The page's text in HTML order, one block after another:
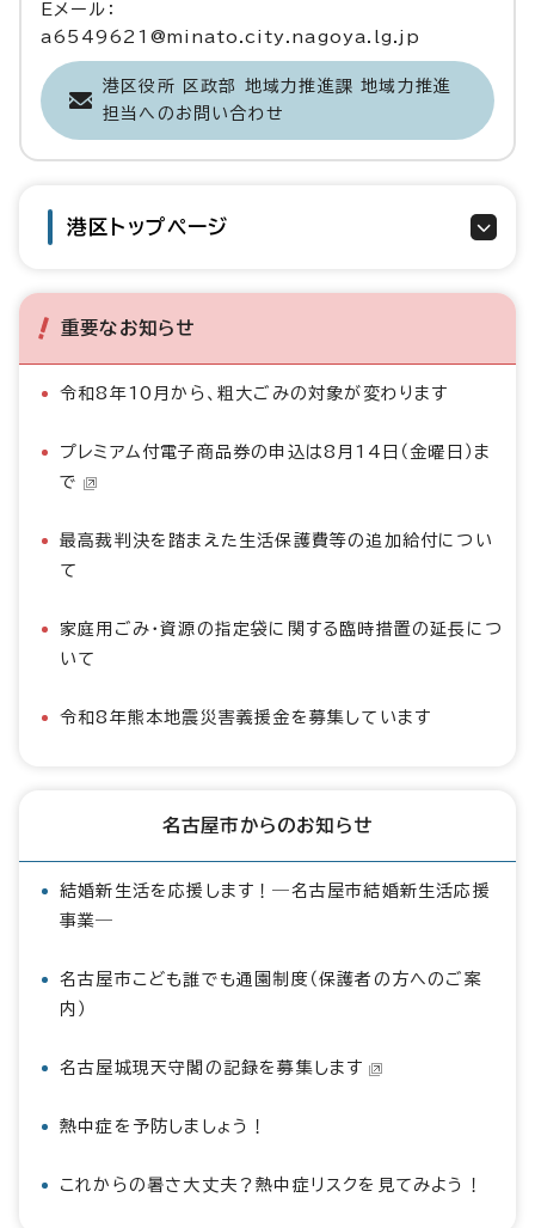
Eメール：
a6549621@minato.city.nagoya.lg.jp
港区役所 区政部 地域力推進課 地域力推進
担当へのお問い合わせ
港区トップページ
重要なお知らせ
令和8年10月から、粗大ごみの対象が変わります
プレミアム付電子商品券の申込は8月14日（金曜日）ま
で
最高裁判決を踏まえた生活保護費等の追加給付につい
て
家庭用ごみ・資源の指定袋に関する臨時措置の延長につ
いて
令和8年熊本地震災害義援金を募集しています
名古屋市からのお知らせ
結婚新生活を応援します！―名古屋市結婚新生活応援
事業―
名古屋市こども誰でも通園制度（保護者の方へのご案
内）
名古屋城現天守閣の記録を募集します
熱中症を予防しましょう！
これからの暑さ大丈夫？熱中症リスクを見てみよう！